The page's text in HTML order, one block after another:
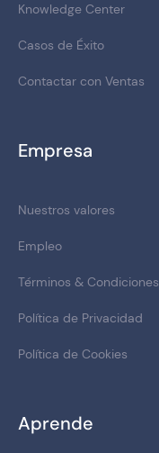
Knowledge Center
Casos de Éxito
Contactar con Ventas
Empresa
Nuestros valores
Empleo
Términos & Condiciones
Política de Privacidad
Política de Cookies
Aprende